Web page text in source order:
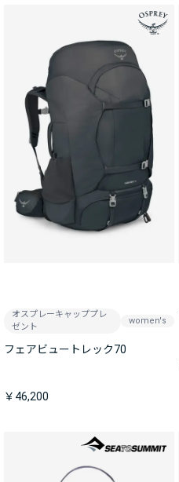
オスプレーキャッププレ
ゼント
women's
フェアビュートレック70
￥46,200